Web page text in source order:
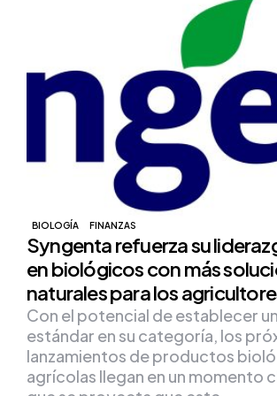
BIOLOGÍA FINANZAS
Syngenta refuerza su
en biológicos con más
naturales para los
Con el potencial de establecer
estándar en su categoría, los
lanzamientos de productos
agrícolas llegan en un momento